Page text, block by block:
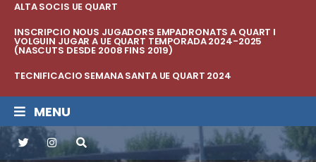
ALTA SOCIS UE QUART
INSCRIPCIO NOUS JUGADORS EMPADRONATS A QUART I
VOLGUIN JUGAR A UE QUART TEMPORADA 2024-2025
(NASCUTS DESDE 2008 FINS 2019)
TECNIFICACIO SEMANA SANTA UE QUART 2024
MENU